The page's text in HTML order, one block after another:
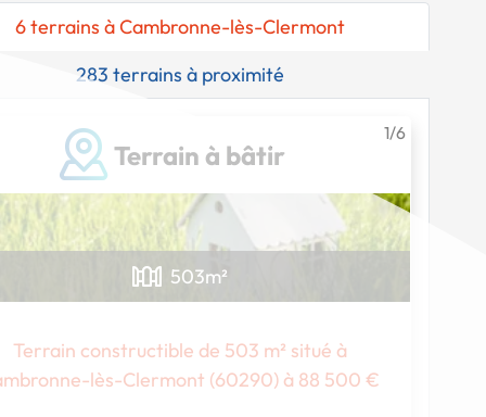
6 terrains à Cambronne-lès-Clermont
283 terrains à proximité
Terrain à bâtir
1/6
503m²
Terrain constructible de 503 m² situé à
lès-Clermont (60290) à 88 500 €